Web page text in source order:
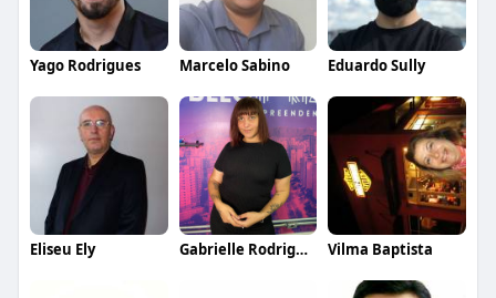
Yago Rodrigues Marcelo Sabino Eduardo Sully
Eliseu Ely Gabrielle Rodrigues Vilma Baptista